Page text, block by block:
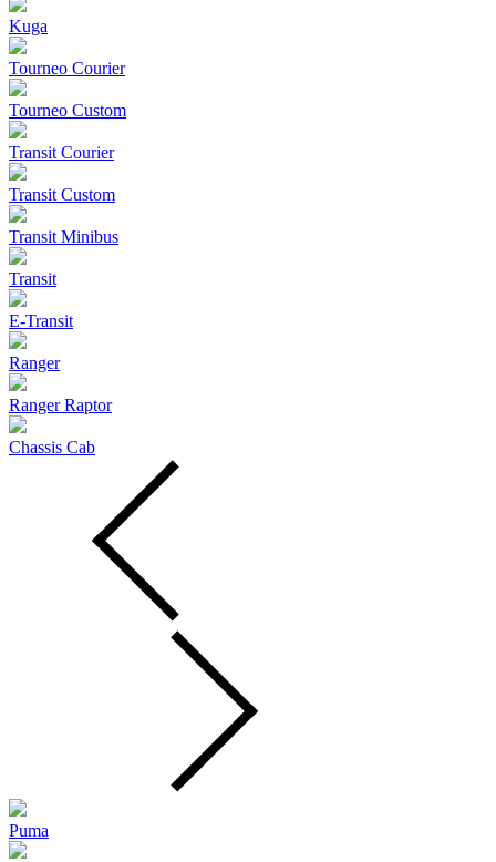
Kuga
Tourneo Courier
Tourneo Custom
Transit Courier
Transit Custom
Transit Minibus
Transit
E-Transit
Ranger
Ranger Raptor
Chassis Cab
Puma